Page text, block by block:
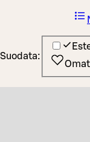
Suodata: